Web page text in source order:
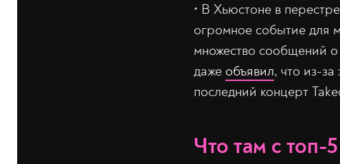
•‎ В Хьюстоне в
огромное событие для
множество сообщений
даже объявил, что из-
последний концерт
Что там с топ-